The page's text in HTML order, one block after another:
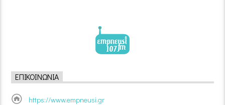
ΕΠΙΚΟΙΝΩΝΊΑ
https://www.empneusi.gr